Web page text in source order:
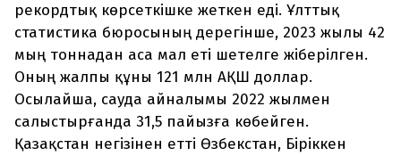
рекордтық көрсеткішке жеткен еді. Ұлттық
статистика бюросының дерегінше, 2023 жылы 42
мың тоннадан аса мал еті шетелге жіберілген.
Оның жалпы құны 121 млн АҚШ доллар.
Осылайша, сауда айналымы 2022 жылмен
салыстырғанда 31,5 пайызға көбейген.
Қазақстан негізінен етті Өзбекстан, Біріккен